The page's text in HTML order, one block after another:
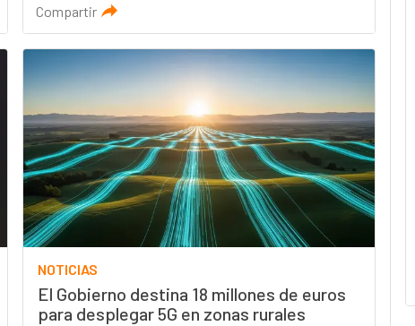
Compartir
NOTICIAS
El Gobierno destina 18 millones de euros
para desplegar 5G en zonas rurales